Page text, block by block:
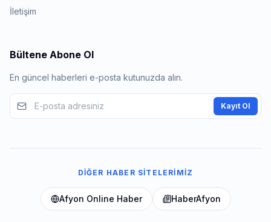
İletişim
Bültene Abone Ol
En güncel haberleri e-posta kutunuzda alın.
Kayıt Ol
DIĞER HABER SITELERIMIZ
Afyon Online Haber HaberAfyon